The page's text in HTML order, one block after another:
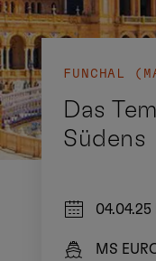
FUNCHAL
Das
Südens
04.04.25
MS